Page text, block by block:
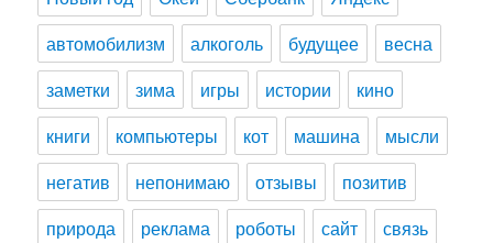
автомобилизм
алкоголь будущее
весна
заметки
зима игры истории
кино
книги
компьютеры кот машина
мысли
негатив
непонимаю отзывы
позитив
природа
реклама роботы сайт
связь